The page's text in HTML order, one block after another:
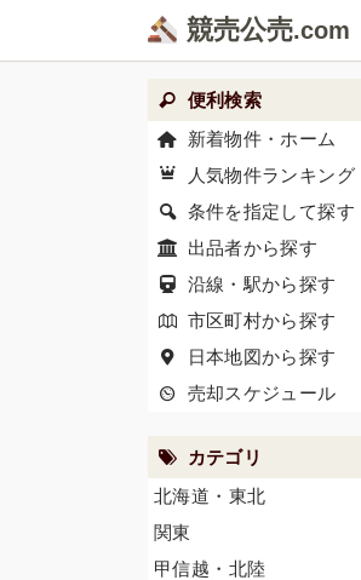
競売公売
便利検索
新着物件・ホーム
人気物件ランキング
条件を指定して探す
出品者から探す
沿線・駅から探す
市区町村から探す
日本地図から探す
売却スケジュール
カテゴリ
北海道・東北
関東
甲信越・北陸